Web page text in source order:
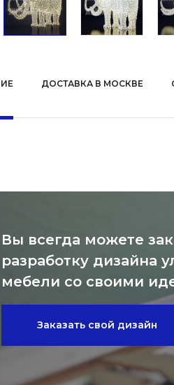
ДОСТАВКА В МОСКВЕ
Вы всегда можете
разработку дизайна
мебели со своими
Заказать свой дизайн